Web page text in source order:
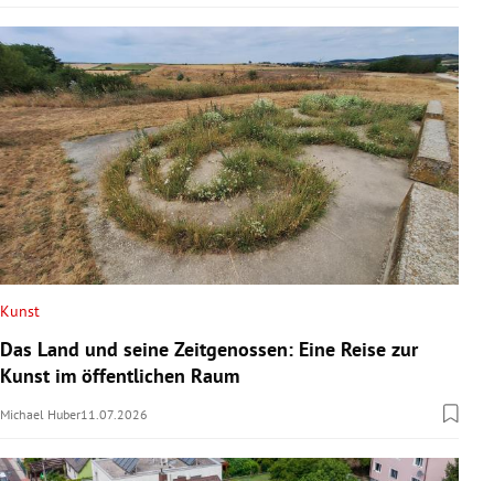
Kunst
Das Land und seine Zeitgenossen: Eine Reise zur
Kunst im öffentlichen Raum
Michael Huber11.07.2026